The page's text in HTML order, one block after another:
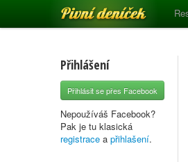
Pivní deníček
Přihlášení
Přihlásit se přes Facebook
Nepoužíváš Facebook?
Pak je tu klasická
registrace a přihlašení.